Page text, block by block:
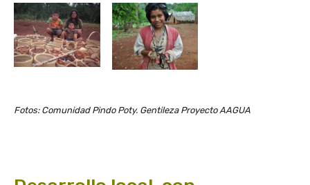
Fotos: Comunidad Pindo Poty. Gentileza Proyecto AAGUA